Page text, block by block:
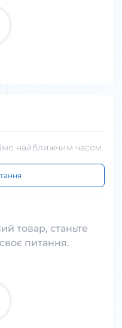
найближчим часом.
товар, станьте
питання.